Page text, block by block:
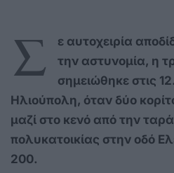
Σ
ε αυτοχειρία
την αστυνομία, η
σημειώθηκε στις
Ηλιούπολη, όταν δύο
μαζί στο κενό από την
πολυκατοικίας στην οδό
200.